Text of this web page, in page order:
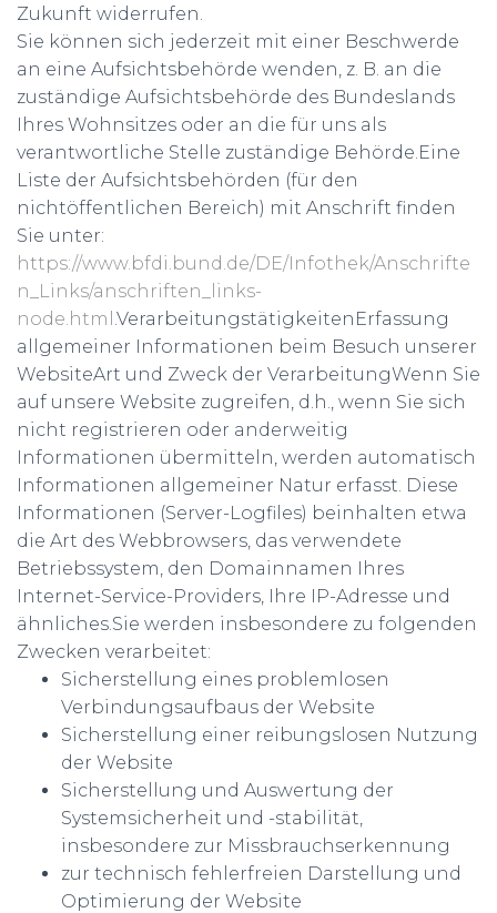
Zukunft widerrufen.
Sie können sich jederzeit mit einer Beschwerde
an eine Aufsichtsbehörde wenden, z. B. an die
zuständige Aufsichtsbehörde des Bundeslands
Ihres Wohnsitzes oder an die für uns als
verantwortliche Stelle zuständige Behörde.Eine
Liste der Aufsichtsbehörden (für den
nichtöffentlichen Bereich) mit Anschrift finden
Sie unter:
https://www.bfdi.bund.de/DE/Infothek/Anschrifte
n_Links/anschriften_links-
node.html .VerarbeitungstätigkeitenErfassung
allgemeiner Informationen beim Besuch unserer
WebsiteArt und Zweck der VerarbeitungWenn Sie
auf unsere Website zugreifen, d.h., wenn Sie sich
nicht registrieren oder anderweitig
Informationen übermitteln, werden automatisch
Informationen allgemeiner Natur erfasst. Diese
Informationen (Server-Logfiles) beinhalten etwa
die Art des Webbrowsers, das verwendete
Betriebssystem, den Domainnamen Ihres
Internet-Service-Providers, Ihre IP-Adresse und
ähnliches.Sie werden insbesondere zu folgenden
Zwecken verarbeitet:
Sicherstellung eines problemlosen
Verbindungsaufbaus der Website
Sicherstellung einer reibungslosen Nutzung
der Website
Sicherstellung und Auswertung der
Systemsicherheit und -stabilität,
insbesondere zur Missbrauchserkennung
zur technisch fehlerfreien Darstellung und
Optimierung der Website